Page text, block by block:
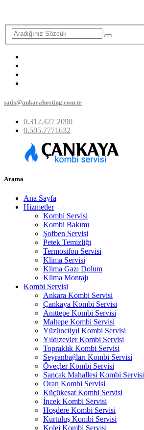
satis@ankarahosting.com.tr
0.312.427 2090
0.505.7771632
Arama
Ana Sayfa
Hizmetler
Kombi Servisi
Kombi Bakımı
Şofben Servisi
Petek Temizliği
Termosifon Servisi
Klima Servisi
Klima Gazı Dolum
Klima Montajı
Kombi Servisi
Ankara Kombi Servisi
Çankaya Kombi Servisi
Anıttepe Kombi Servisi
Maltepe Kombi Servisi
Yüzüncüyıl Kombi Servisi
Yıldızevler Kombi Servisi
Topraklık Kombi Servisi
Seyranbağları Kombi Servisi
Öveçler Kombi Servisi
Sancak Mahallesi Kombi Servisi
Oran Kombi Servisi
Küçükesat Kombi Servisi
İncek Kombi Servisi
Hoşdere Kombi Servisi
Kurtuluş Kombi Servisi
Kolej Kombi Servisi